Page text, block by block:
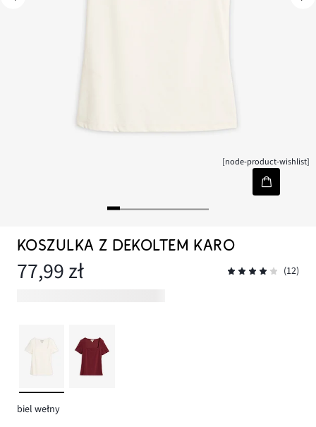
[node-product-wishlist]
KOSZULKA Z DEKOLTEM KARO
77,99 zł (12)
biel wełny